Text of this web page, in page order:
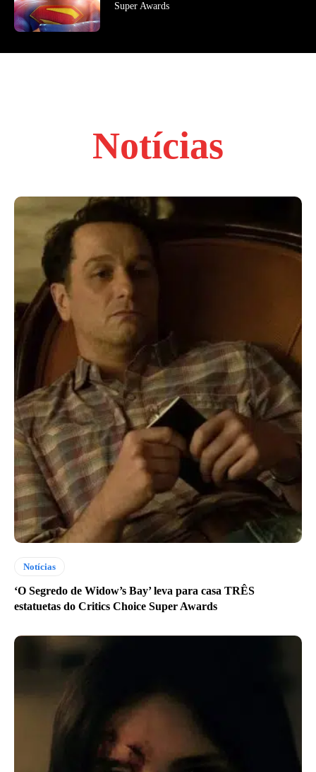
Super Awards
Notícias
Notícias
‘O Segredo de Widow’s Bay’ leva para casa TRÊS
estatuetas do Critics Choice Super Awards